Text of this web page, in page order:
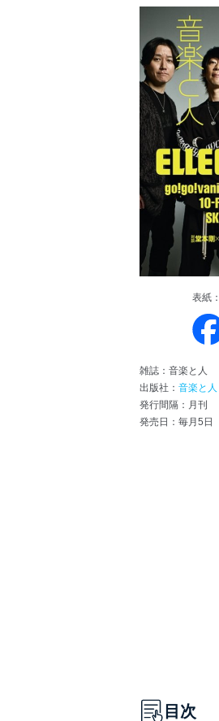
表紙：
雑誌：音楽と人
出版社： 音楽と人
発行間隔：月刊
発売日：毎月5日
目次